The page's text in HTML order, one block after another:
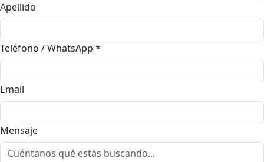
Apellido
Teléfono / WhatsApp *
Email
Mensaje